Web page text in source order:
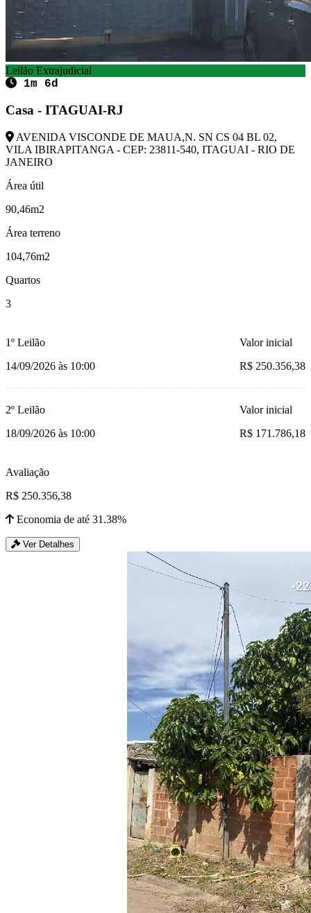
Leilão Extrajudicial
1m 6d
Casa - ITAGUAI-RJ
AVENIDA VISCONDE DE MAUA,N. SN CS 04 BL 02,
VILA IBIRAPITANGA - CEP: 23811-540, ITAGUAI - RIO DE
JANEIRO
Área útil
90,46m2
Área terreno
104,76m2
Quartos
3
1º Leilão
14/09/2026 às 10:00
Valor inicial
R$ 250.356,38
2º Leilão
18/09/2026 às 10:00
Valor inicial
R$ 171.786,18
Avaliação
R$ 250.356,38
Economia de até 31.38%
Ver Detalhes